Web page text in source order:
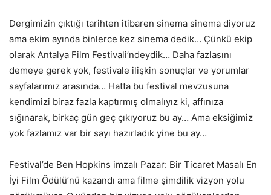
Dergimizin çıktığı tarihten itibaren sinema sinema diyoruz
ama ekim ayında binlerce kez sinema dedik… Çünkü ekip
olarak Antalya Film Festivali’ndeydik… Daha fazlasını
demeye gerek yok, festivale ilişkin sonuçlar ve yorumlar
sayfalarımız arasında… Hatta bu festival mevzusuna
kendimizi biraz fazla kaptırmış olmalıyız ki, affınıza
sığınarak, birkaç gün geç çıkıyoruz bu ay… Ama eksiğimiz
yok fazlamız var bir sayı hazırladık yine bu ay…
Festival’de Ben Hopkins imzalı Pazar: Bir Ticaret Masalı En
İyi Film Ödülü’nü kazandı ama filme şimdilik vizyon yolu